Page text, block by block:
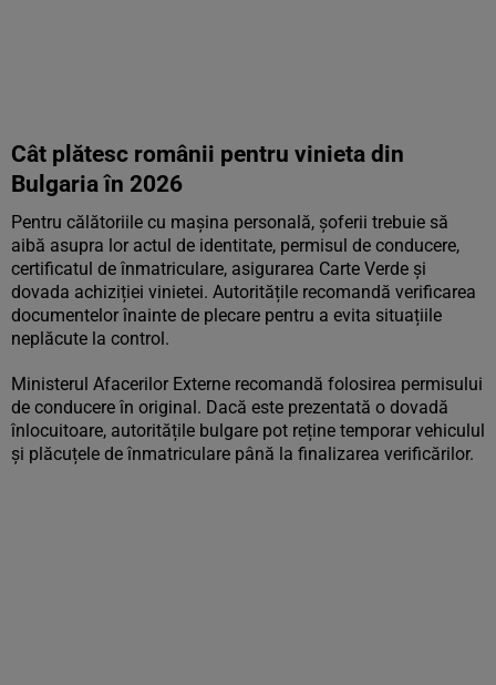
Cât plătesc românii pentru vinieta din
Bulgaria în 2026
Pentru călătoriile cu mașina personală, șoferii trebuie să
aibă asupra lor actul de identitate, permisul de conducere,
certificatul de înmatriculare, asigurarea Carte Verde și
dovada achiziției vinietei. Autoritățile recomandă verificarea
documentelor înainte de plecare pentru a evita situațiile
neplăcute la control.
Ministerul Afacerilor Externe recomandă folosirea permisului
de conducere în original. Dacă este prezentată o dovadă
înlocuitoare, autoritățile bulgare pot reține temporar vehiculul
și plăcuțele de înmatriculare până la finalizarea verificărilor.